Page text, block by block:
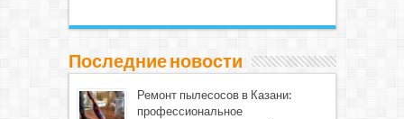
Последние новости
Ремонт пылесосов в Казани:
профессиональное